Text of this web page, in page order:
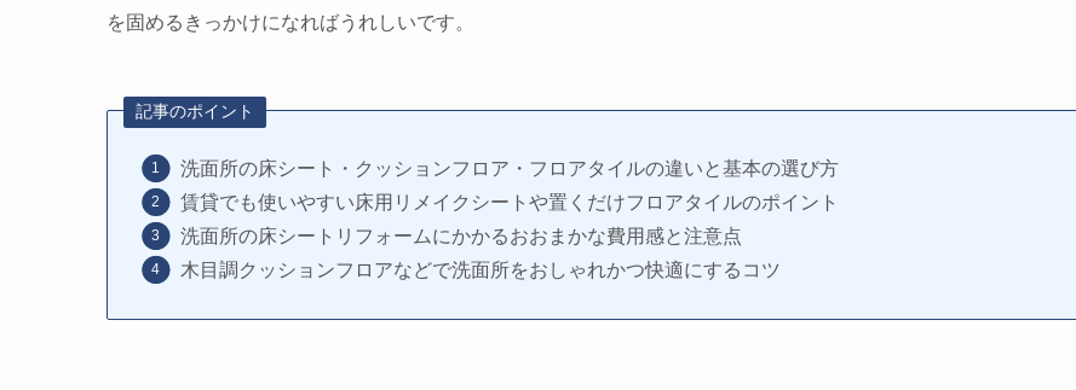
を固めるきっかけになればうれしいです。
記事のポイント
洗面所の床シート・クッションフロア・フロアタイルの違いと基本の選び方
賃貸でも使いやすい床用リメイクシートや置くだけフロアタイルのポイント
洗面所の床シートリフォームにかかるおおまかな費用感と注意点
木目調クッションフロアなどで洗面所をおしゃれかつ快適にするコツ